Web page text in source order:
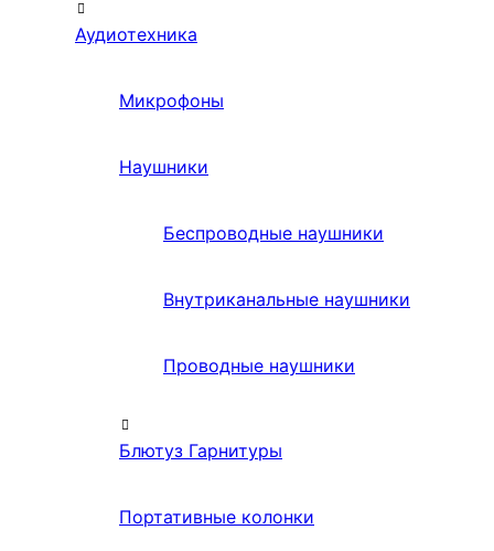
Аудиотехника
Микрофоны
Наушники
Беспроводные наушники
Внутриканальные наушники
Проводные наушники
Блютуз Гарнитуры
Портативные колонки